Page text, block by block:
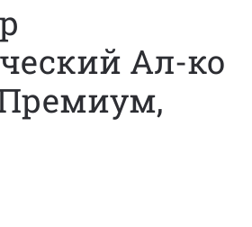
Aл-ко
Премиум,